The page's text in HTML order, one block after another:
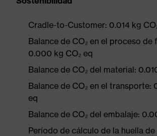
Cradle-to-Customer: 0.014 kg
Balance de CO₂ en el proceso de
0.000 kg CO₂ eq
Balance de CO₂ del material:
Balance de CO₂ en el transporte:
eq
Balance de CO₂ del embalaje:
Período de cálculo de la huella de